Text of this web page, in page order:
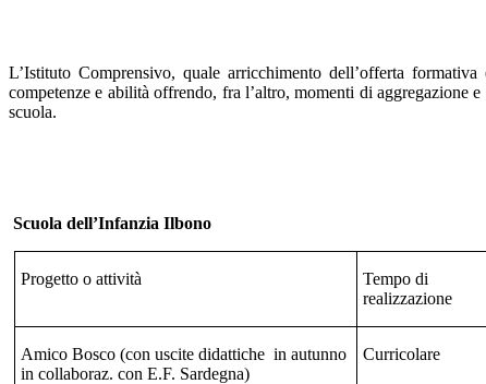
L’Istituto Comprensivo, quale arricchimento dell’offerta
competenze e abilità offrendo, fra l’altro, momenti di aggregazione
scuola.
Scuola dell’Infanzia Ilbono
Progetto o attività
Tempo di
realizzazione
Amico Bosco (con uscite didattiche in autunno
in collaboraz. con E.F. Sardegna)
Curricolare